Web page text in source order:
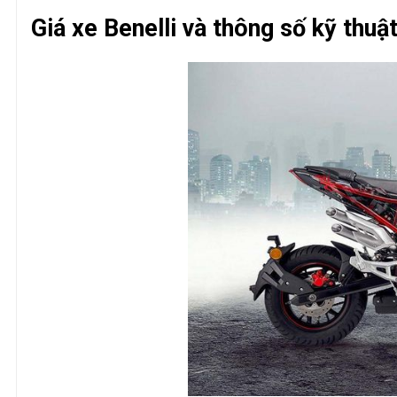
Giá xe Benelli và thông số kỹ thuật